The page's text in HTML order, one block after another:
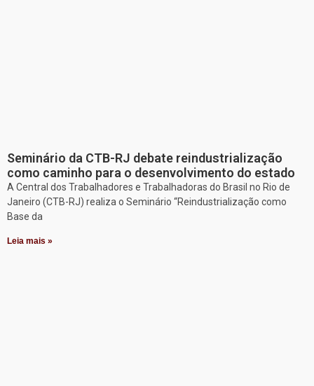
Seminário da CTB-RJ debate reindustrialização
como caminho para o desenvolvimento do estado
A Central dos Trabalhadores e Trabalhadoras do Brasil no Rio de
Janeiro (CTB-RJ) realiza o Seminário “Reindustrialização como
Base da
Leia mais »